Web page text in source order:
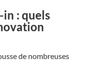
in : quels
de nombreuses